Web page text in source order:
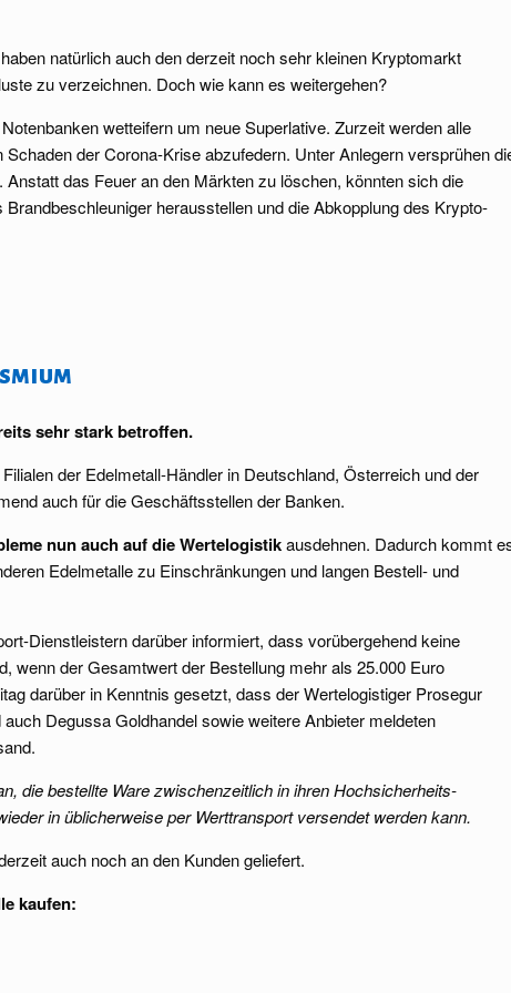
natürlich auch den derzeit noch sehr kleinen Kryptomarkt
zu verzeichnen. Doch wie kann es weitergehen?
wetteifern um neue Superlative. Zurzeit werden alle
der Corona-Krise abzufedern. Unter Anlegern versprühen
das Feuer an den Märkten zu löschen, könnten sich die
herausstellen und die Abkopplung des Krypto-
sehr stark betroffen.
der Edelmetall-Händler in Deutschland, Österreich und der
auch für die Geschäftsstellen der Banken.
nun auch auf die Wertelogistikausdehnen. Dadurch kommt
Edelmetalle zu Einschränkungen und langen Bestell- und
Dienstleistern darüber informiert, dass vorübergehend keine
wenn der Gesamtwert der Bestellung mehr als 25.000 Euro
darüber in Kenntnis gesetzt, dass der Wertelogistiger Prosegur
Degussa Goldhandel sowie weitere Anbieter meldeten
die bestellte Ware zwischenzeitlich in ihren Hochsicherheits-
in üblicherweise per Werttransport versendet werden kann.
auch noch an den Kunden geliefert.
kaufen: